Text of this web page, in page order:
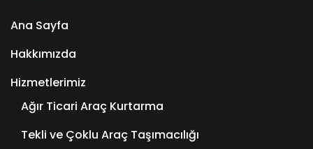
Ana Sayfa
Hakkımızda
Hizmetlerimiz
Ağır Ticari Araç Kurtarma
Tekli ve Çoklu Araç Taşımacılığı